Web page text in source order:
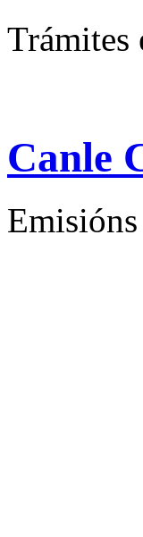
Trámites
Canle